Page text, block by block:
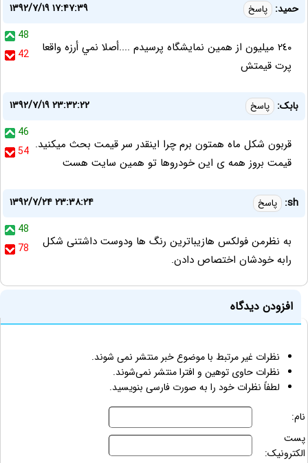
حميد: پاسخ
۱۳۹۲/۷/۱۹ ۱۷:۴۷:۳۹
48
42
٢٤٠ ميليون از همين نمايشگاه پرسيدم ....أصلا نمي أرزه واقعا
پرت قيمتش
بابک: پاسخ
۱۳۹۲/۷/۱۹ ۲۳:۳۲:۲۲
46
54 قربون شکل ماه همتون برم چرا اینقدر سر قیمت بحث میکنید.
قیمت بروز همه ی این خودروها تو همین سایت هست
sh: پاسخ
۱۳۹۲/۷/۲۴ ۲۳:۳۸:۲۴
48
78
به نظرمن فولکس هازیباترین رنگ ها ودوست داشتنی شکل
رابه خودشان اختصاص دادن.
افزودن دیدگاه
نظرات غیر مرتبط با موضوع خبر منتشر نمی شوند.
نظرات حاوی توهین و افترا منتشر نمی‌شوند.
لطفاً نظرات خود را به صورت فارسی بنویسید.
نام:
پست
الکترونیک: